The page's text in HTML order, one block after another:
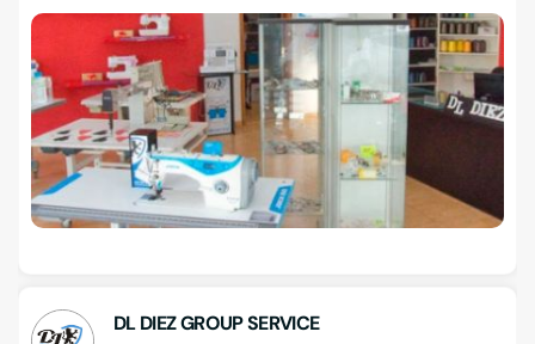
DL DIEZ GROUP SERVICE